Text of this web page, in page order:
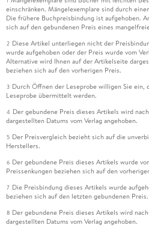
einschränken. Mängelexemplare sind durch
Die frühere Buchpreisbindung ist aufgehoben.
sich auf den gebundenen Preis eines
2 Diese Artikel unterliegen nicht der
wurde aufgehoben oder der Preis wurde vom
Alternative wird Ihnen auf der Artikelseite
beziehen sich auf den vorherigen Preis.
3 Durch Öffnen der Leseprobe willigen Sie ein,
Leseprobe übermittelt werden.
4 Der gebundene Preis dieses Artikels wird
dargestellten Datums vom Verlag angehoben.
5 Der Preisvergleich bezieht sich auf die
Herstellers.
6 Der gebundene Preis dieses Artikels wurde
Preissenkungen beziehen sich auf den
7 Die Preisbindung dieses Artikels wurde
beziehen sich auf den letzten gebundenen Preis.
8 Der gebundene Preis dieses Artikels wird
dargestellten Datums vom Verlag angehoben.